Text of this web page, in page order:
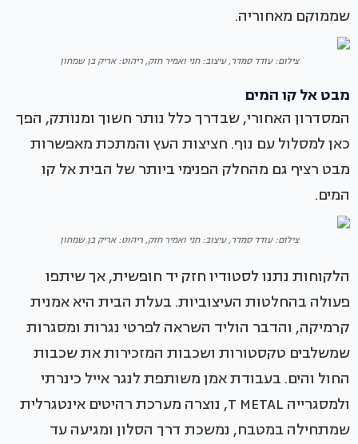
שממוקם מאחוריה.
צילום: עודד סמדר, עיצוב: חני ואמיר חזק, ריהוט: אריק בן שמחון
מבט אל קו המים
המסדרון האחורי, שבדרך כלל נותר חשוך ומנותק, הפך
כאן למסלול עם נוף. חציצות העץ והמתכת מאפשרות
מבט רציף גם מהחלק הפנימי ביותר של הבית אל קו
המים.
צילום: עודד סמדר, עיצוב: חני ואמיר חזק, ריהוט: אריק בן שמחון
הלקוחות נתנו לסטודיו חזק יד חופשית, אך שיתפו
פעולה בהחלטות העיצוביות. בעלת הבית היא אמנית
קרמיקה, והדבר הוליד השראה לפרטי נגרות ומסגרות
שמשלבים טקסטורות ושכבות המזכירות את שכבות
החול והים. בעבודת אמן משותפת לנגר אייל כינרתי
ולמסגרייה T METAL, נוצרה מערכת רהיטים אינטגרלית
שמתחילה במטבח, נמשכת דרך הסלון ומגיעה עד